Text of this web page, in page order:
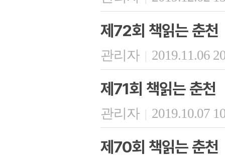
제72회 책읽는 춘천
관리자 | 2019.11.06
제71회 책읽는 춘천
관리자 | 2019.10.07
제70회 책읽는 춘천